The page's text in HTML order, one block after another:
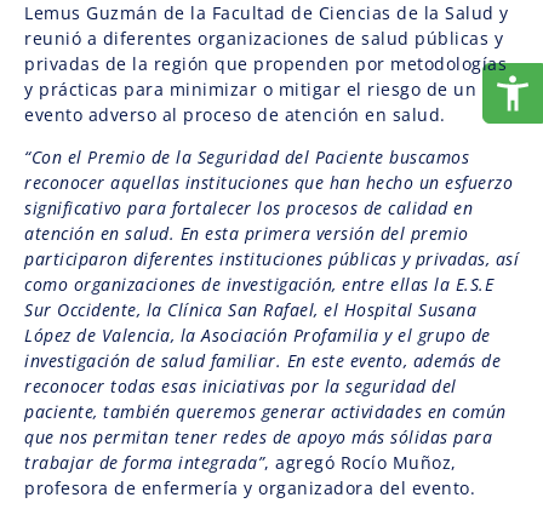
Lemus Guzmán de la Facultad de Ciencias de la Salud y
reunió a diferentes organizaciones de salud públicas y
privadas de la región que propenden por metodologías
y prácticas para minimizar o mitigar el riesgo de un
evento adverso al proceso de atención en salud.
“Con el Premio de la Seguridad del Paciente buscamos
reconocer aquellas instituciones que han hecho un esfuerzo
significativo para fortalecer los procesos de calidad en
atención en salud. En esta primera versión del premio
participaron diferentes instituciones públicas y privadas, así
como organizaciones de investigación, entre ellas la E.S.E
Sur Occidente, la Clínica San Rafael, el Hospital Susana
López de Valencia, la Asociación Profamilia y el grupo de
investigación de salud familiar. En este evento, además de
reconocer todas esas iniciativas por la seguridad del
paciente, también queremos generar actividades en común
que nos permitan tener redes de apoyo más sólidas para
trabajar de forma integrada”, agregó Rocío Muñoz,
profesora de enfermería y organizadora del evento.